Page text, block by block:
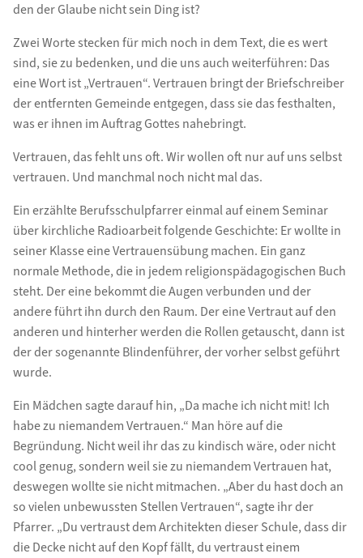
den der Glaube nicht sein Ding ist?
Zwei Worte stecken für mich noch in dem Text, die es wert
sind, sie zu bedenken, und die uns auch weiterführen: Das
eine Wort ist „Vertrauen“. Vertrauen bringt der Briefschreiber
der entfernten Gemeinde entgegen, dass sie das festhalten,
was er ihnen im Auftrag Gottes nahebringt.
Vertrauen, das fehlt uns oft. Wir wollen oft nur auf uns selbst
vertrauen. Und manchmal noch nicht mal das.
Ein erzählte Berufsschulpfarrer einmal auf einem Seminar
über kirchliche Radioarbeit folgende Geschichte: Er wollte in
seiner Klasse eine Vertrauensübung machen. Ein ganz
normale Methode, die in jedem religionspädagogischen Buch
steht. Der eine bekommt die Augen verbunden und der
andere führt ihn durch den Raum. Der eine Vertraut auf den
anderen und hinterher werden die Rollen getauscht, dann ist
der der sogenannte Blindenführer, der vorher selbst geführt
wurde.
Ein Mädchen sagte darauf hin, „Da mache ich nicht mit! Ich
habe zu niemandem Vertrauen.“ Man höre auf die
Begründung. Nicht weil ihr das zu kindisch wäre, oder nicht
cool genug, sondern weil sie zu niemandem Vertrauen hat,
deswegen wollte sie nicht mitmachen. „Aber du hast doch an
so vielen unbewussten Stellen Vertrauen“, sagte ihr der
Pfarrer. „Du vertraust dem Architekten dieser Schule, dass dir
die Decke nicht auf den Kopf fällt, du vertraust einem